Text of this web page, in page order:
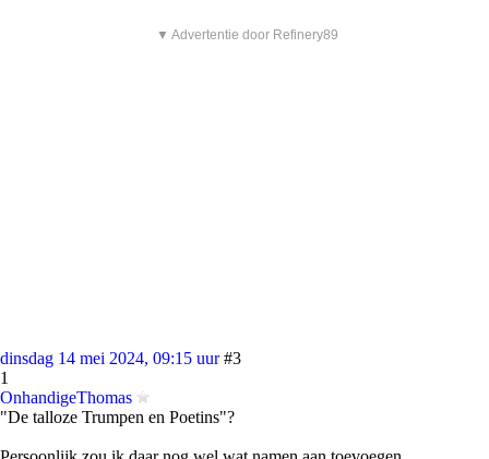
▼ Advertentie door Refinery89
dinsdag 14 mei 2024, 09:15 uur #3
1
OnhandigeThomas
"De talloze Trumpen en Poetins"?